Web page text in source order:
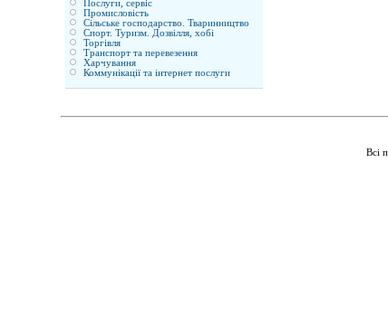
Послуги, сервіс
Промисловість
Сільське господарство. Тваринництво
Спорт. Туризм. Дозвілля, хобі
Торгівля
Транспорт та перевезення
Харчування
Коммунікації та інтернет послуги
Всі